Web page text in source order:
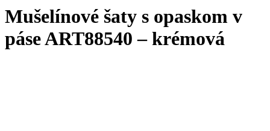
Mušelínové šaty s opaskom v
páse ART88540 – krémová